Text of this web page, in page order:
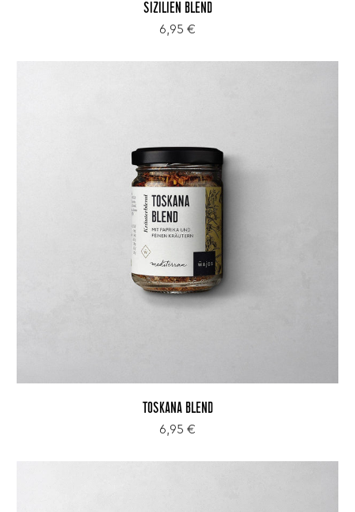
SIZILIEN BLEND
6,95 €
TOSKANA BLEND
6,95 €